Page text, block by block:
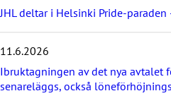
n
a
JHL deltar i Helsinki Pride-
11.6.2026
Ibruktagningen av det nya avtalet
senareläggs, också